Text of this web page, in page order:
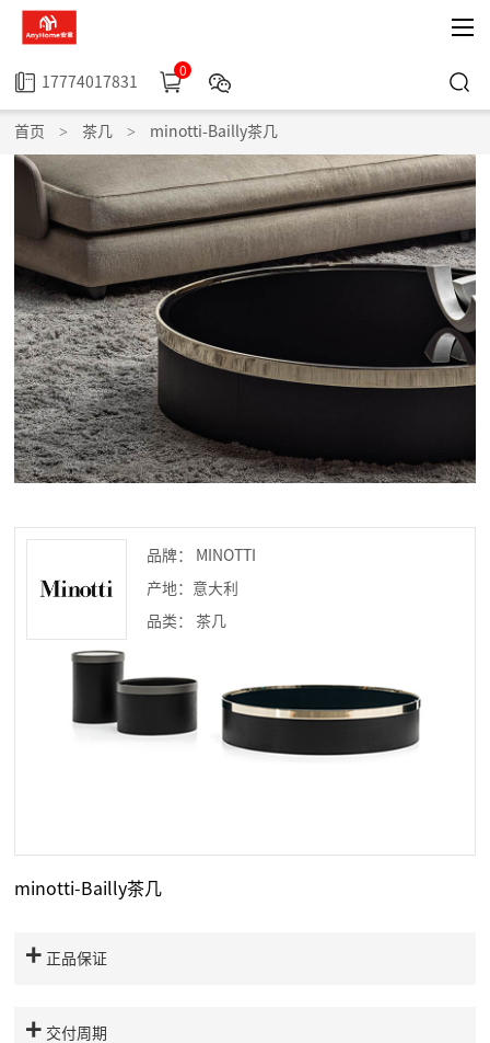
17774017831
0
首页 > 茶几 > minotti-Bailly茶几
品牌： MINOTTI
产地：意大利
品类： 茶几
minotti-Bailly茶几
正品保证
交付周期